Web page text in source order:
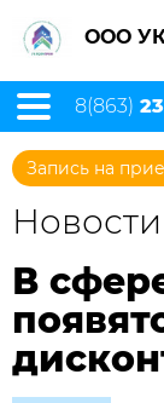
ООО
8(863)
Запись на
В